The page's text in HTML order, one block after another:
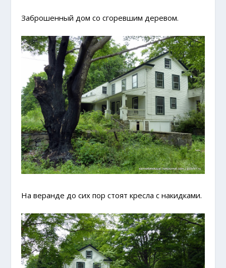
Заброшенный дом со сгоревшим деревом.
На веранде до сих пор стоят кресла с накидками.